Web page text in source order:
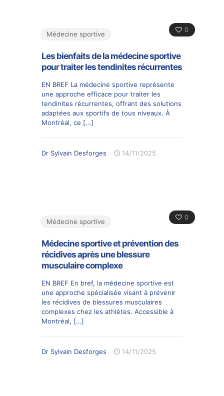
0
Médecine sportive
Les bienfaits de la médecine sportive
pour traiter les tendinites récurrentes
EN BREF La médecine sportive représente
une approche efficace pour traiter les
tendinites récurrentes, offrant des solutions
adaptées aux sportifs de tous niveaux. À
Montréal, ce […]
Dr Sylvain Desforges 14/11/2025
0
Médecine sportive
Médecine sportive et prévention des
récidives après une blessure
musculaire complexe
EN BREF En bref, la médecine sportive est
une approche spécialisée visant à prévenir
les récidives de blessures musculaires
complexes chez les athlètes. Accessible à
Montréal, […]
Dr Sylvain Desforges 14/11/2025